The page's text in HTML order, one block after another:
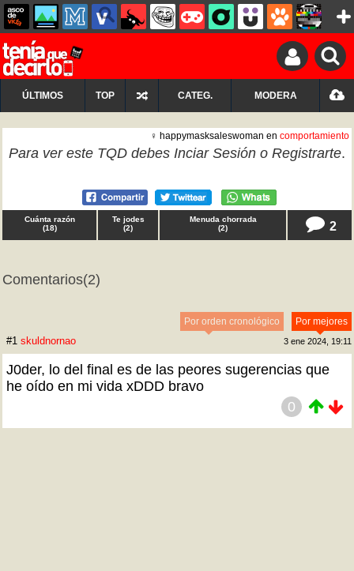
ÚLTIMOS TOP CATEG. MODERA
♀ happymasksaleswoman en comportamiento
Para ver este TQD debes Inciar Sesión o Registrarte.
Cuánta razón
(18)
Te jodes
(2)
Menuda chorrada
(2) 2
Comentarios(2)
Por mejores
Por orden cronológico
#1 skuldnornao 3 ene 2024, 19:11
J0der, lo del final es de las peores sugerencias que
he oído en mi vida xDDD bravo
0